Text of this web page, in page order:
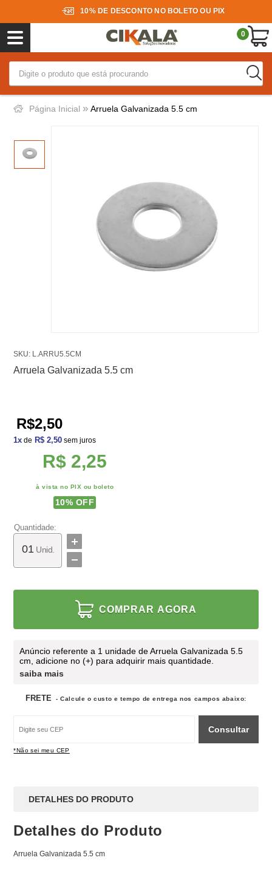
10% DE DESCONTO NO BOLETO OU PIX
0
Página Inicial » Arruela Galvanizada 5.5 cm
SKU: L.ARRU5.5CM
Arruela Galvanizada 5.5 cm
R$2,50
1x de R$ 2,50 sem juros
R$ 2,25
à vista no PIX ou boleto
10% OFF
Quantidade:
Unid.
COMPRAR AGORA
Anúncio referente a 1 unidade de Arruela Galvanizada 5.5
cm, adicione no (+) para adquirir mais quantidade.
saiba mais
FRETE - Calcule o custo e tempo de entrega nos campos abaixo:
Consultar
*Não sei meu CEP
DETALHES DO PRODUTO
Detalhes do Produto
Arruela Galvanizada 5.5 cm